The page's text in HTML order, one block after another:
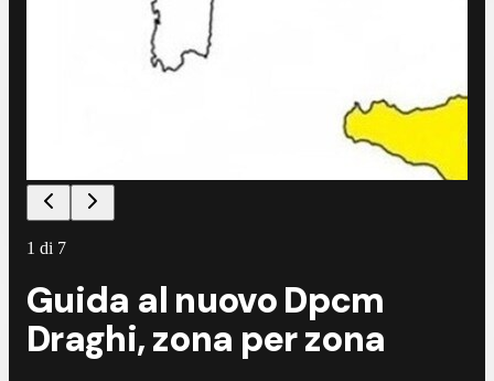
1 di 7
Guida al nuovo Dpcm
Draghi, zona per zona